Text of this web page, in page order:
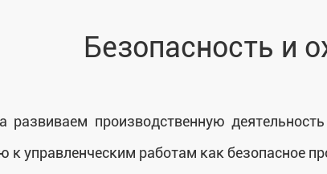
Безопасность и
развивaем производственную
к управленческим работам как безопасное